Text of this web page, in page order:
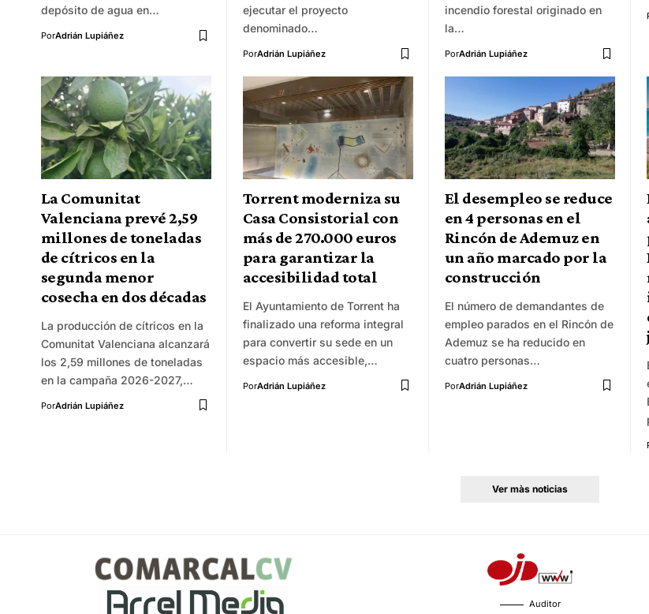
depósito de agua en…
PorAdrián Lupiáñez
ejecutar el proyecto
denominado…
PorAdrián Lupiáñez
incendio forestal originado en
la…
PorAdrián Lupiáñez
La Comunitat
Valenciana prevé 2,59
millones de toneladas
de cítricos en la
segunda menor
cosecha en dos décadas
La producción de cítricos en la
Comunitat Valenciana alcanzará
los 2,59 millones de toneladas
en la campaña 2026-2027,…
PorAdrián Lupiáñez
Torrent moderniza su
Casa Consistorial con
más de 270.000 euros
para garantizar la
accesibilidad total
El Ayuntamiento de Torrent ha
finalizado una reforma integral
para convertir su sede en un
espacio más accesible,…
PorAdrián Lupiáñez
El desempleo se reduce
en 4 personas en el
Rincón de Ademuz en
un año marcado por la
construcción
El número de demandantes de
empleo parados en el Rincón de
Ademuz se ha reducido en
cuatro personas…
PorAdrián Lupiáñez
Ver màs noticias
Auditor